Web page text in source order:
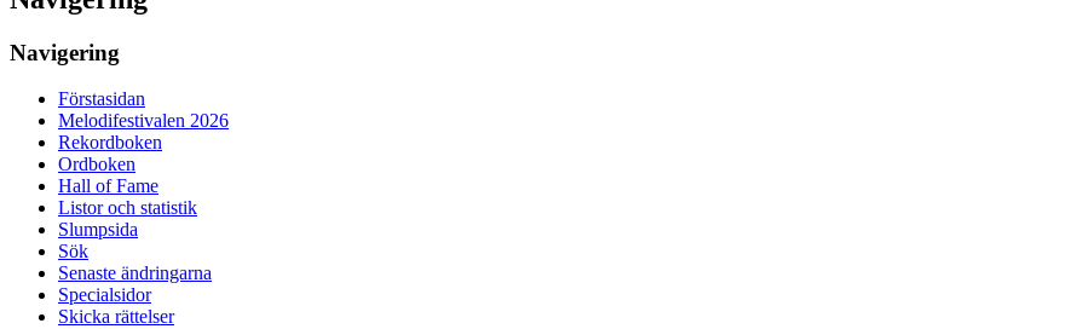
Navigering
Förstasidan
Melodifestivalen 2026
Rekordboken
Ordboken
Hall of Fame
Listor och statistik
Slumpsida
Sök
Senaste ändringarna
Specialsidor
Skicka rättelser